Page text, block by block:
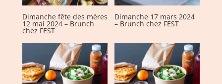
Dimanche fête des mères
12 mai 2024 – Brunch
chez FEST
Dimanche 17 mars 2024
– Brunch chez FEST